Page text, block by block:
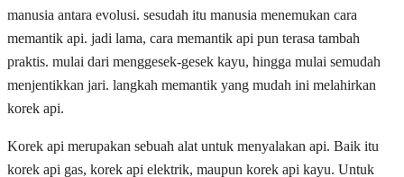
manusia antara evolusi. sesudah itu manusia menemukan cara
memantik api. jadi lama, cara memantik api pun terasa tambah
praktis. mulai dari menggesek-gesek kayu, hingga mulai semudah
menjentikkan jari. langkah memantik yang mudah ini melahirkan
korek api.
Korek api merupakan sebuah alat untuk menyalakan api. Baik itu
korek api gas, korek api elektrik, maupun korek api kayu. Untuk